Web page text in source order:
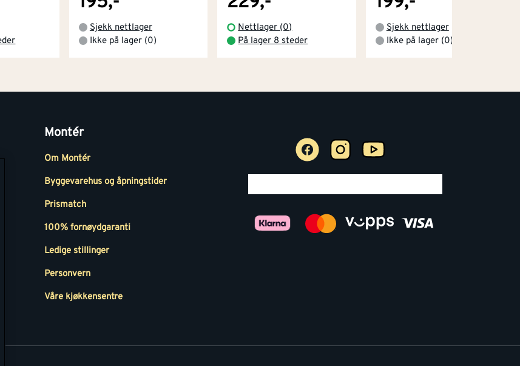
Sjekk nettlager
Ikke på lager (0)
Nettlager (0)
På lager 8 steder
Sjekk nettlager
Ikke på lager (0)
Montér
Om Montér
Byggevarehus og åpningstider
Prismatch
100% fornøydgaranti
Ledige stillinger
Personvern
Våre kjøkkensentre